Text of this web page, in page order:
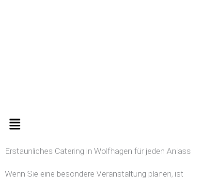
Menü
Erstaunliches Catering in Wolfhagen für jeden Anlass
Wenn Sie eine besondere Veranstaltung planen, ist